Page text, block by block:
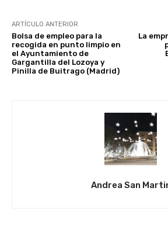
ARTÍCULO ANTERIOR
Bolsa de empleo para la
recogida en punto limpio en
el Ayuntamiento de
Gargantilla del Lozoya y
Pinilla de Buitrago (Madrid)
La
Andrea San